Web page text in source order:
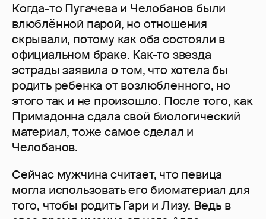
Когда-то Пугачева и Челобанов были
влюблённой парой, но отношения
скрывали, потому как оба состояли в
официальном браке. Как-то звезда
эстрады заявила о том, что хотела бы
родить ребенка от возлюбленного, но
этого так и не произошло. После того, как
Примадонна сдала свой биологический
материал, тоже самое сделал и
Челобанов.
Сейчас мужчина считает, что певица
могла использовать его биоматериал для
того, чтобы родить Гари и Лизу. Ведь в